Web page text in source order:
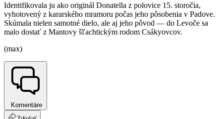
Identifikovala ju ako originál Donatella z polovice 15. storočia,
vyhotovený z kararského mramoru počas jeho pôsobenia v Padove.
Skúmala nielen samotné dielo, ale aj jeho pôvod — do Levoče sa
malo dostať z Mantovy šľachtickým rodom Csákyovcov.
(max)
Komentáre